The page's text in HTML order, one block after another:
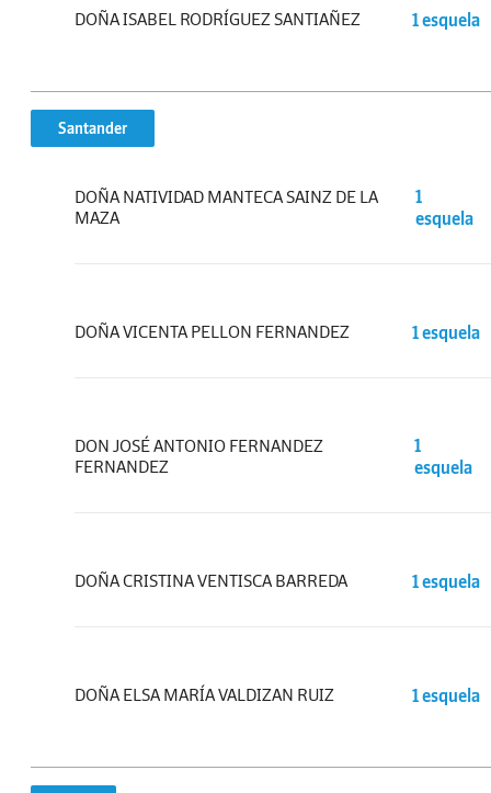
DOÑA ISABEL RODRÍGUEZ SANTIAÑEZ 1 esquela
Santander
DOÑA NATIVIDAD MANTECA SAINZ DE LA
MAZA
1
esquela
DOÑA VICENTA PELLON FERNANDEZ 1 esquela
DON JOSÉ ANTONIO FERNANDEZ
FERNANDEZ
1
esquela
DOÑA CRISTINA VENTISCA BARREDA 1 esquela
DOÑA ELSA MARÍA VALDIZAN RUIZ 1 esquela